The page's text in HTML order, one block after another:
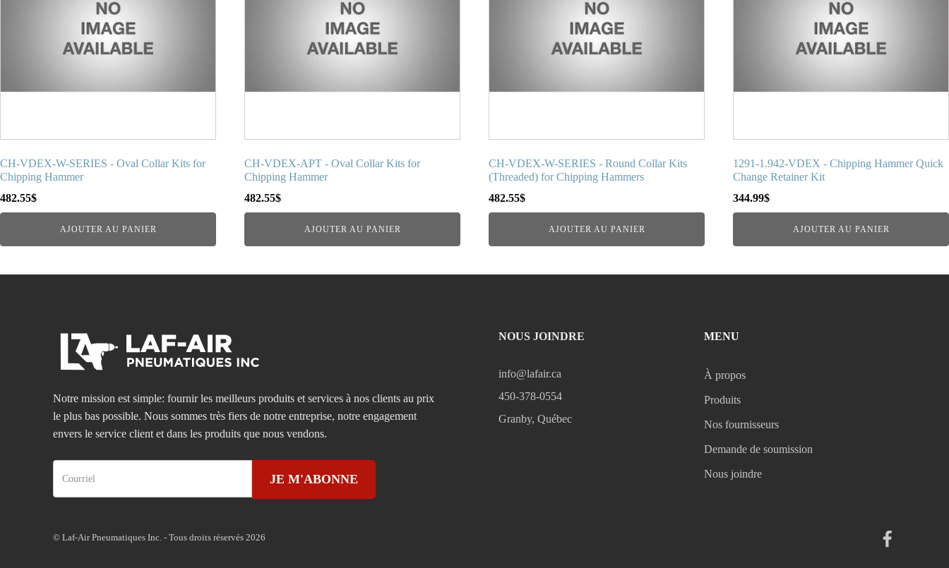
CH-VDEX-W-SERIES - Oval Collar Kits for
Chipping Hammer
482.55$
AJOUTER AU PANIER
CH-VDEX-APT - Oval Collar Kits for
Chipping Hammer
482.55$
AJOUTER AU PANIER
CH-VDEX-W-SERIES - Round Collar Kits
(Threaded) for Chipping Hammers
482.55$
AJOUTER AU PANIER
1291-1.942-VDEX - Chipping Hammer Quick
Change Retainer Kit
344.99$
AJOUTER AU PANIER
Notre mission est simple: fournir les meilleurs produits et services à nos clients au prix
le plus bas possible. Nous sommes très fiers de notre entreprise, notre engagement
envers le service client et dans les produits que nous vendons.
JE M'ABONNE
NOUS JOINDRE
info@lafair.ca
450-378-0554
Granby, Québec
MENU
À propos
Produits
Nos fournisseurs
Demande de soumission
Nous joindre
© Laf-Air Pneumatiques Inc. - Tous droits réservés 2026